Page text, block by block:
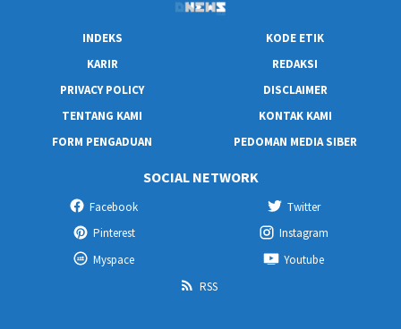
INDEKS
KODE ETIK
KARIR
REDAKSI
PRIVACY POLICY
DISCLAIMER
TENTANG KAMI
KONTAK KAMI
FORM PENGADUAN
PEDOMAN MEDIA SIBER
SOCIAL NETWORK
Facebook
Twitter
Pinterest
Instagram
Myspace
Youtube
RSS